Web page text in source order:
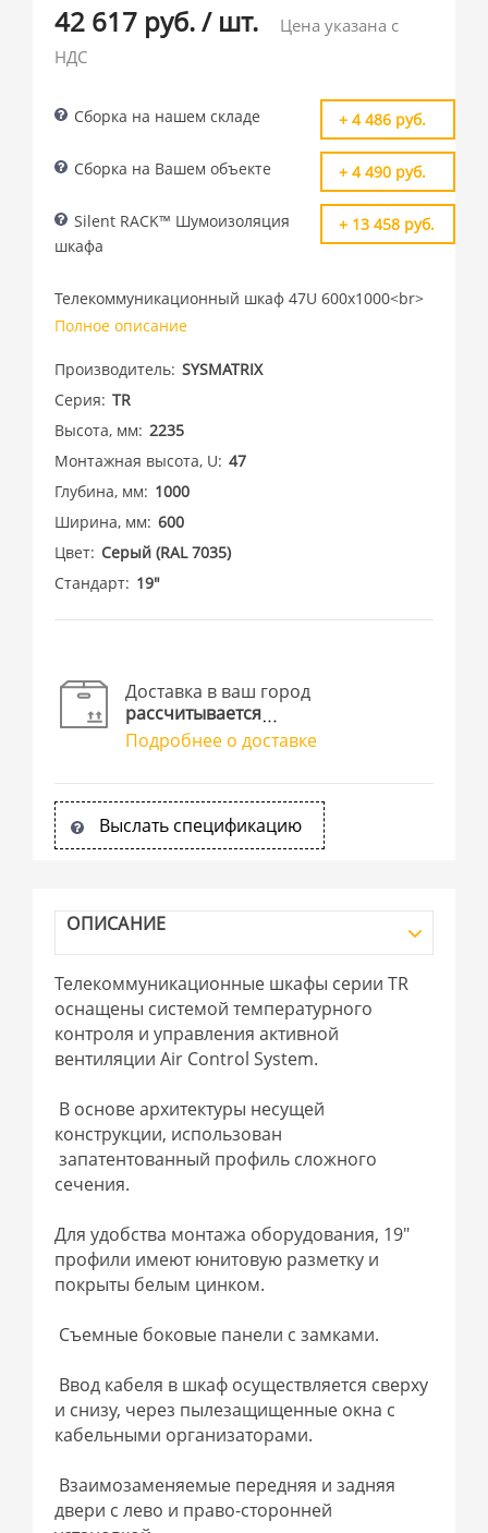
42 617 руб./ шт.
Цена указана с
НДС
Сборка на нашем складе + 4 486 руб.
Сборка на Вашем объекте + 4 490 руб.
Silent RACK™ Шумоизоляция
шкафа
+ 13 458 руб.
Телекоммуникационный шкаф 47U 600x1000<br>
Полное описание
Производитель SYSMATRIX
Серия TR
Высота, мм 2235
Монтажная высота, U 47
Глубина, мм
1000
Ширина, мм 600
Цвет Cерый (RAL 7035)
Стандарт 19"
Доставка в ваш город
рассчитывается
Подробнее о доставке
Выслать спецификацию
ОПИСАНИЕ
Телекоммуникационные шкафы серии TR
оснащены системой температурного
контроля и управления активной
вентиляции Air Control System.
В основе архитектуры несущей
конструкции, использован
запатентованный профиль сложного
сечения.
Для удобства монтажа оборудования, 19"
профили имеют юнитовую разметку и
покрыты белым цинком.
Съемные боковые панели с замками.
Ввод кабеля в шкаф осуществляется сверху
и снизу, через пылезащищенные окна с
кабельными организаторами.
Взаимозаменяемые передняя и задняя
двери с лево и право-сторонней